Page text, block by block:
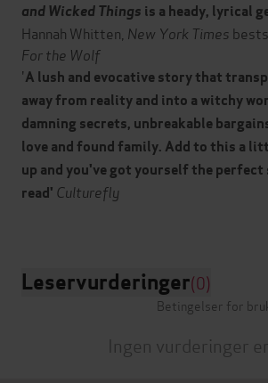
and Wicked Things is a heady, lyrical
Hannah Whitten, New York Times
For the Wolf
'A lush and evocative story that
away from reality and into a witchy
damning secrets, unbreakable
love and found family. Add to this a
up and you've got yourself the
read' Culturefly
Leservurderinger(0)
Betingelser for
Ingen vurderinger